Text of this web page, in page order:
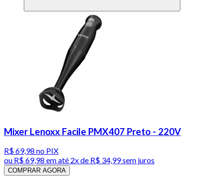
Mixer Lenoxx Facile PMX407 Preto - 220V
R$ 69,98 no PIX
ou R$ 69,98 em até 2x de R$ 34,99 sem juros
COMPRAR AGORA